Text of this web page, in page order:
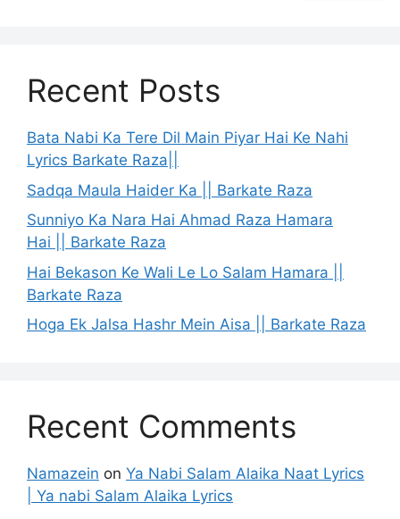
Recent Posts
Bata Nabi Ka Tere Dil Main Piyar Hai Ke Nahi
Lyrics Barkate Raza||
Sadqa Maula Haider Ka || Barkate Raza
Sunniyo Ka Nara Hai Ahmad Raza Hamara
Hai || Barkate Raza
Hai Bekason Ke Wali Le Lo Salam Hamara ||
Barkate Raza
Hoga Ek Jalsa Hashr Mein Aisa || Barkate Raza
Recent Comments
Namazein on Ya Nabi Salam Alaika Naat Lyrics
| Ya nabi Salam Alaika Lyrics